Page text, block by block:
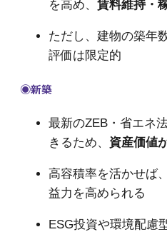
を高め、 賃料維持・
ただし、建物の築年
評価は限定的
◉新築
最新のZEB・省エネ
きるため、 資産価値
高容積率を活かせば
益力を高められる
ESG投資や環境配慮